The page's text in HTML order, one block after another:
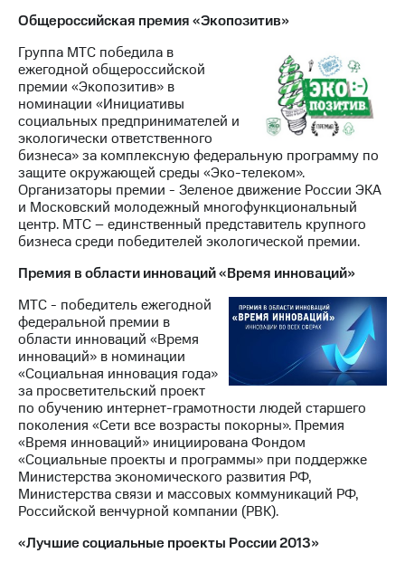
Общероссийская премия «Экопозитив»
Группа МТС победила в
ежегодной общероссийской
премии «Экопозитив» в
номинации «Инициативы
социальных предпринимателей и
экологически ответственного
бизнеса» за комплексную федеральную программу по
защите окружающей среды «Эко-телеком».
Организаторы премии - Зеленое движение России ЭКА
и Московский молодежный многофункциональный
центр. МТС – единственный представитель крупного
бизнеса среди победителей экологической премии.
Премия в области инноваций «Время инноваций»
МТС - победитель ежегодной
федеральной премии в
области инноваций «Время
инноваций» в номинации
«Социальная инновация года»
за просветительский проект
по обучению интернет-грамотности людей старшего
поколения «Сети все возрасты покорны». Премия
«Время инноваций» инициирована Фондом
«Социальные проекты и программы» при поддержке
Министерства экономического развития РФ,
Министерства связи и массовых коммуникаций РФ,
Российской венчурной компании (РВК).
«Лучшие социальные проекты России 2013»